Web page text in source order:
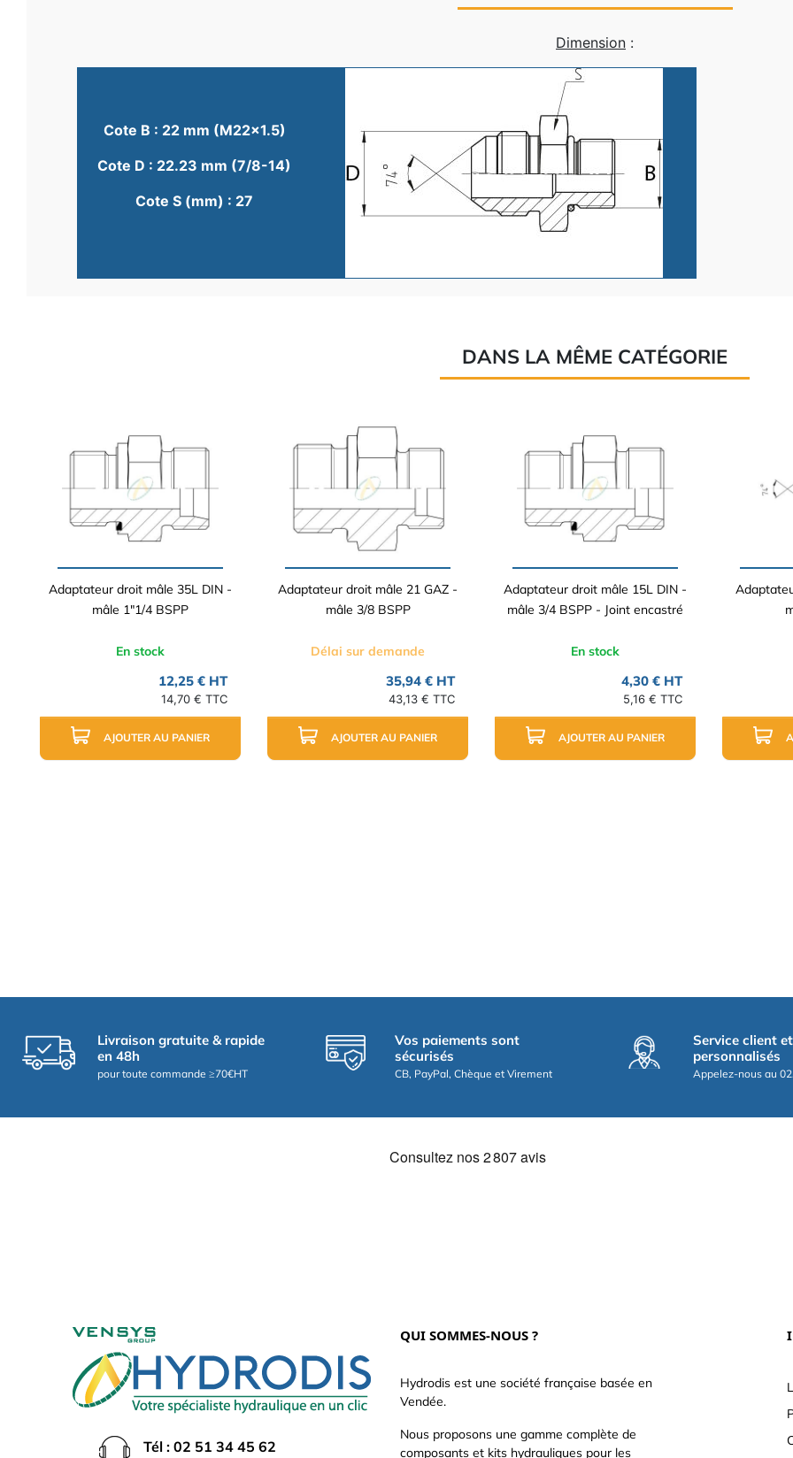
Dimension :
Cote B : 22 mm (M22x1.5)
Cote D : 22.23 mm (7/8-14)
Cote S (mm) : 27
DANS LA MÊME CATÉGORIE
Adaptateur droit mâle 35L DIN -
mâle 1"1/4 BSPP
En stock
12,25 € HT
14,70 € TTC
AJOUTER AU PANIER
Adaptateur droit mâle 21 GAZ -
mâle 3/8 BSPP
Délai sur demande
35,94 € HT
43,13 € TTC
AJOUTER AU PANIER
Adaptateur droit mâle 15L DIN -
mâle 3/4 BSPP - Joint encastré
En stock
4,30 € HT
5,16 € TTC
AJOUTER AU PANIER
Livraison gratuite & rapide
en 48h
pour toute commande ≥70€HT
Vos paiements sont
sécurisés
CB, PayPal, Chèque et Virement
Service client
personnalisés
Appelez-nous au
Tél : 02 51 34 45 62
QUI SOMMES-NOUS ?
Hydrodis est une société française basée en
Vendée.
Nous proposons une gamme complète de
composants et kits hydrauliques pour les